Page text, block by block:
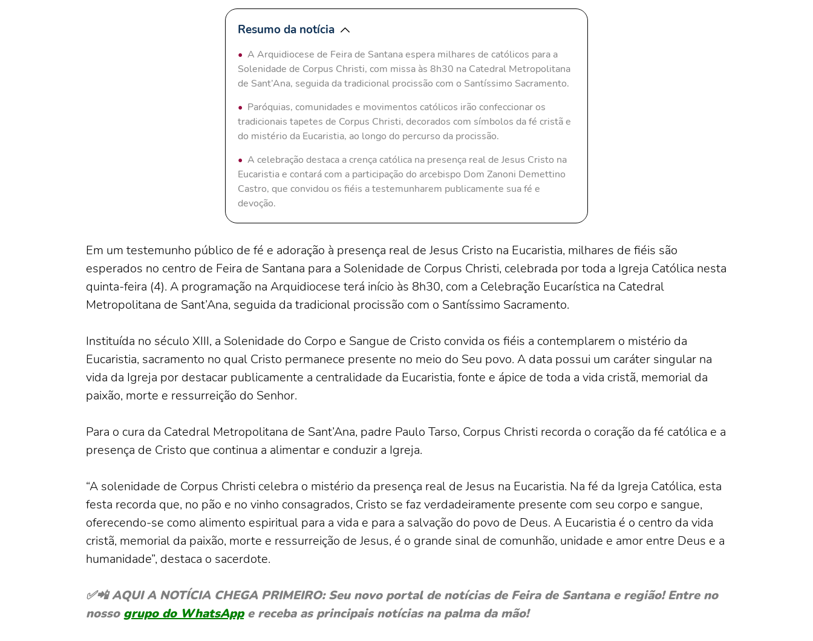
Resumo da notícia
A Arquidiocese de Feira de Santana espera milhares de católicos para a
Solenidade de Corpus Christi, com missa às 8h30 na Catedral Metropolitana
de Sant’Ana, seguida da tradicional procissão com o Santíssimo Sacramento.
Paróquias, comunidades e movimentos católicos irão confeccionar os
tradicionais tapetes de Corpus Christi, decorados com símbolos da fé cristã e
do mistério da Eucaristia, ao longo do percurso da procissão.
A celebração destaca a crença católica na presença real de Jesus Cristo na
Eucaristia e contará com a participação do arcebispo Dom Zanoni Demettino
Castro, que convidou os fiéis a testemunharem publicamente sua fé e
devoção.
Em um testemunho público de fé e adoração à presença real de Jesus Cristo na Eucaristia, milhares de fiéis são
esperados no centro de Feira de Santana para a Solenidade de Corpus Christi, celebrada por toda a Igreja Católica nesta
quinta-feira (4). A programação na Arquidiocese terá início às 8h30, com a Celebração Eucarística na Catedral
Metropolitana de Sant’Ana, seguida da tradicional procissão com o Santíssimo Sacramento.
Instituída no século XIII, a Solenidade do Corpo e Sangue de Cristo convida os fiéis a contemplarem o mistério da
Eucaristia, sacramento no qual Cristo permanece presente no meio do Seu povo. A data possui um caráter singular na
vida da Igreja por destacar publicamente a centralidade da Eucaristia, fonte e ápice de toda a vida cristã, memorial da
paixão, morte e ressurreição do Senhor.
Para o cura da Catedral Metropolitana de Sant’Ana, padre Paulo Tarso, Corpus Christi recorda o coração da fé católica e a
presença de Cristo que continua a alimentar e conduzir a Igreja.
“A solenidade de Corpus Christi celebra o mistério da presença real de Jesus na Eucaristia. Na fé da Igreja Católica, esta
festa recorda que, no pão e no vinho consagrados, Cristo se faz verdadeiramente presente com seu corpo e sangue,
oferecendo-se como alimento espiritual para a vida e para a salvação do povo de Deus. A Eucaristia é o centro da vida
cristã, memorial da paixão, morte e ressurreição de Jesus, é o grande sinal de comunhão, unidade e amor entre Deus e a
humanidade”, destaca o sacerdote.
✅📲 AQUI A NOTÍCIA CHEGA PRIMEIRO: Seu novo portal de notícias de Feira de Santana e região! Entre no
nosso grupo do WhatsAppe receba as principais notícias na palma da mão!